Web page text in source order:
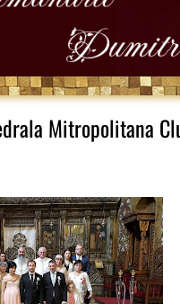
Mitropolitana